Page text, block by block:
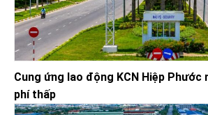
Cung ứng lao động KCN Hiệp Phước
phí thấp